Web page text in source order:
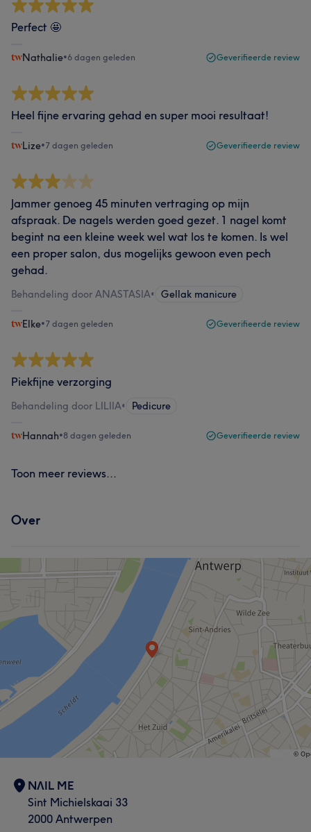
Perfect 🤩
Nathalie•6 dagen geleden Geverifieerde review
Heel fijne ervaring gehad en super mooi resultaat!
Lize•7 dagen geleden Geverifieerde review
Jammer genoeg 45 minuten vertraging op mijn
afspraak. De nagels werden goed gezet. 1 nagel komt
begint na een kleine week wel wat los te komen. Is wel
een proper salon, dus mogelijks gewoon even pech
gehad.
Behandeling door ANASTASIA• Gellak manicure
Elke•7 dagen geleden Geverifieerde review
Piekfijne verzorging
Behandeling door LILIIA• Pedicure
Hannah•8 dagen geleden Geverifieerde review
Toon meer reviews...
Over
NΛIL ME
Sint Michielskaai 33
2000 Antwerpen